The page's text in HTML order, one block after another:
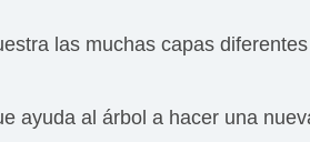
las muchas capas
ayuda al árbol a hacer una